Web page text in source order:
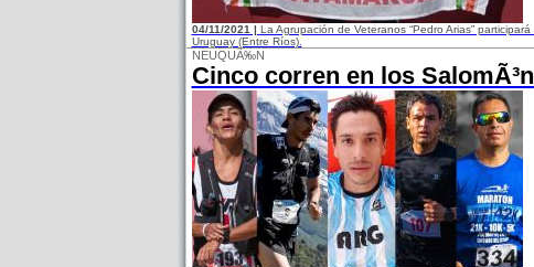
04/11/2021 | La Agrupación de Veteranos “Pedro Arias”
Uruguay (Entre Ríos).
NEUQUÃ‰N
Cinco corren en los